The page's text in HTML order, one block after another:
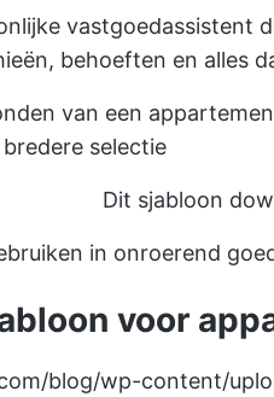
vastgoedassistent
behoeften en alles
van een
selectie
Dit sjabloon
in onroerend
voor
blog/wp-content/